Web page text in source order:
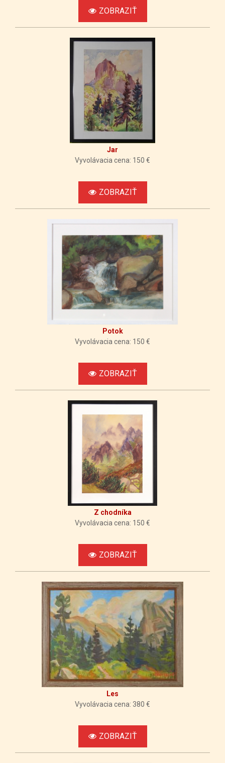
ZOBRAZIŤ
Jar
Vyvolávacia cena: 150 €
ZOBRAZIŤ
Potok
Vyvolávacia cena: 150 €
ZOBRAZIŤ
Z chodníka
Vyvolávacia cena: 150 €
ZOBRAZIŤ
Les
Vyvolávacia cena: 380 €
ZOBRAZIŤ